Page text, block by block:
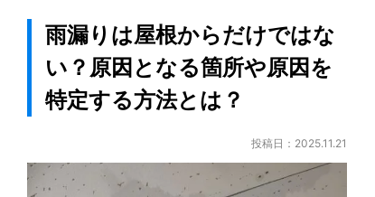
雨漏りは屋根からだけではな
い？原因となる箇所や原因を
特定する方法とは？
投稿日：2025.11.21